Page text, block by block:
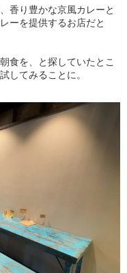
香り豊かな京風カレーと
ーを提供するお店だと
食を、と探していたとこ
してみることに。